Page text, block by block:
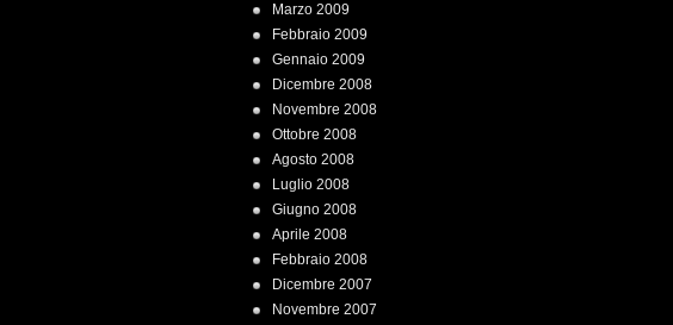
Marzo 2009
Febbraio 2009
Gennaio 2009
Dicembre 2008
Novembre 2008
Ottobre 2008
Agosto 2008
Luglio 2008
Giugno 2008
Aprile 2008
Febbraio 2008
Dicembre 2007
Novembre 2007